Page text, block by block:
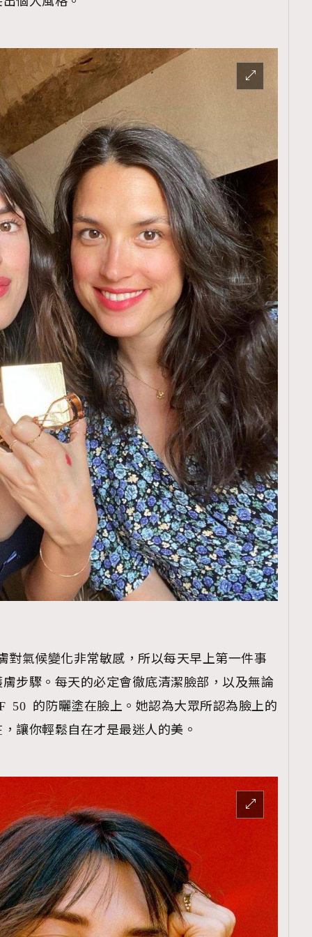
TRENDING
EmpowerF
FigaroAesthetic
覽(nmg.com.hk/privacy) 閱讀本
，本人同意新傳媒集團使用
對氣候變化非常敏感，所以每天早上第一件事
步驟。每天的必定會徹底清潔臉部，以及無論
50 的防曬塗在臉上。她認為大眾所認為臉上的
讓你輕鬆自在才是最迷人的美。